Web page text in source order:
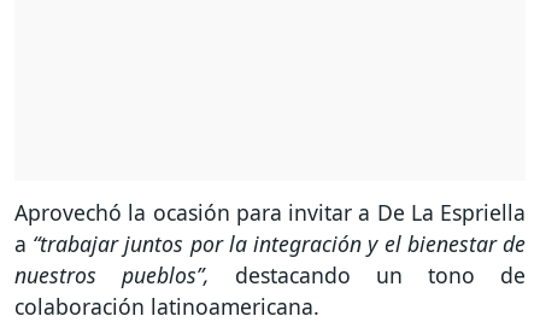
Aprovechó la ocasión para invitar a De La Espriella
a “trabajar juntos por la integración y el bienestar de
nuestros pueblos”, destacando un tono de
colaboración latinoamericana.